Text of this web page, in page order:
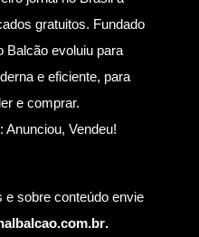
gratuitos. Fundado
Balcão evoluiu para
e eficiente, para
e comprar.
Anunciou, Vendeu!
e sobre conteúdo envie
.